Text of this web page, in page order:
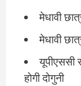
मेधावी
मेधावी
यूपीएससी
होगी दोगुनी